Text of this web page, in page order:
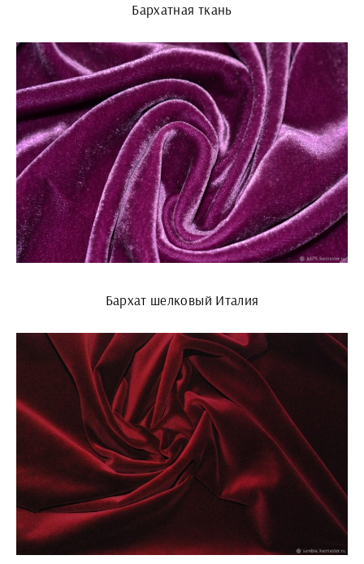
Бархатная ткань
Бархат шелковый Италия